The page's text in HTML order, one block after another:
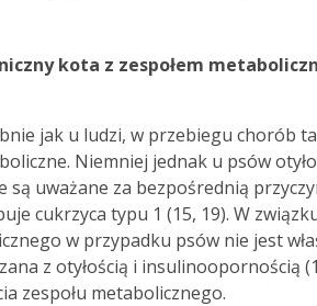
kota z zespołem
jak u ludzi, w przebiegu chorób
Niemniej jednak u psów
są uważane za bezpośrednią
cukrzyca typu 1 (15, 19). W
w przypadku psów nie jest
z otyłością i insulinoopornością
zespołu metabolicznego.